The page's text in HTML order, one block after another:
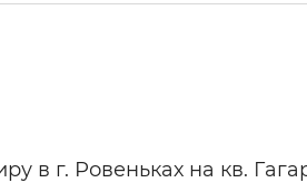
в г. Ровеньках на кв.